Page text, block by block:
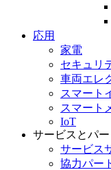
応用
家電
セキュリ
車両エレ
スマート
スマート
IoT
サービスとパ
サービス
協力パー